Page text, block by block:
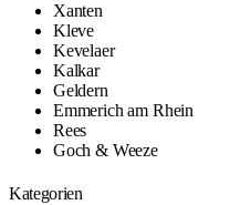
Xanten
Kleve
Kevelaer
Kalkar
Geldern
Emmerich am Rhein
Rees
Goch & Weeze
Kategorien